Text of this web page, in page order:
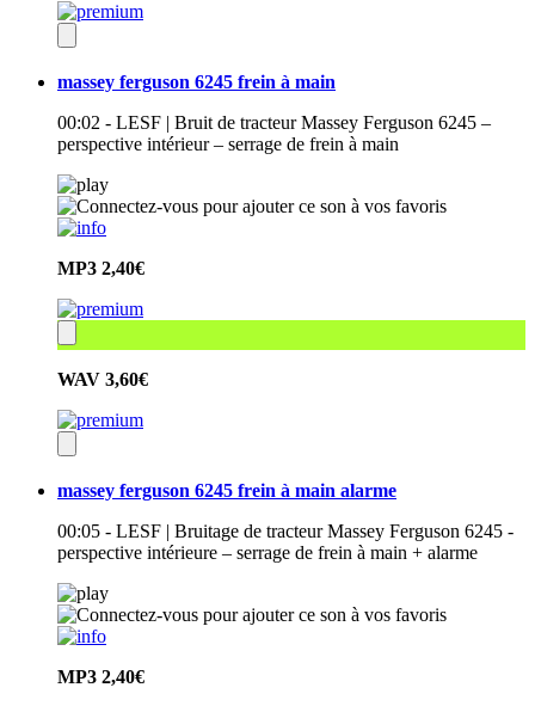
massey ferguson 6245 frein à main
00:02 - LESF | Bruit de tracteur Massey Ferguson 6245 –
perspective intérieur – serrage de frein à main
MP3 2,40€
WAV 3,60€
massey ferguson 6245 frein à main alarme
00:05 - LESF | Bruitage de tracteur Massey Ferguson 6245 -
perspective intérieure – serrage de frein à main + alarme
MP3 2,40€